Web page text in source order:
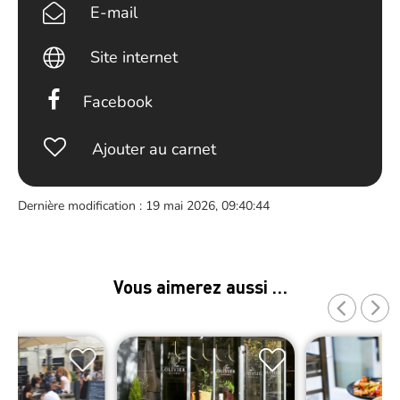
E-mail
Site internet
Facebook
Ajouter au carnet
Dernière modification : 19 mai 2026, 09:40:44
Vous aimerez aussi …